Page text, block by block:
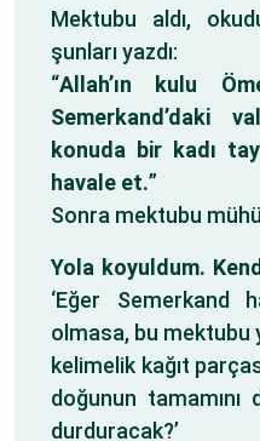
Mektubu aldı,
şunları yazdı:
“Allah’ın kulu
Semerkand’daki
konuda bir kadı
havale et.”
Sonra mektubu
Yola koyuldum.
‘Eğer Semerkand
olmasa, bu mektubu
kelimelik kağıt
doğunun tamamını
durduracak?’